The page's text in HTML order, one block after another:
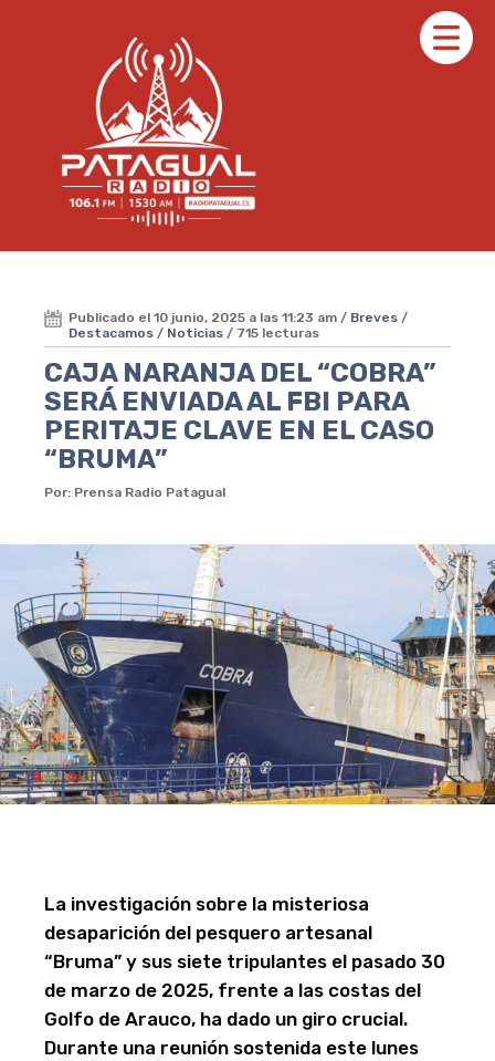
Publicado el 10 junio, 2025 a las 11:23 am / Breves /
Destacamos / Noticias / 715 lecturas
CAJA NARANJA DEL “COBRA”
SERÁ ENVIADA AL FBI PARA
PERITAJE CLAVE EN EL CASO
“BRUMA”
Por: Prensa Radio Patagual
La investigación sobre la misteriosa
desaparición del pesquero artesanal
“Bruma” y sus siete tripulantes el pasado 30
de marzo de 2025, frente a las costas del
Golfo de Arauco, ha dado un giro crucial.
Durante una reunión sostenida este lunes